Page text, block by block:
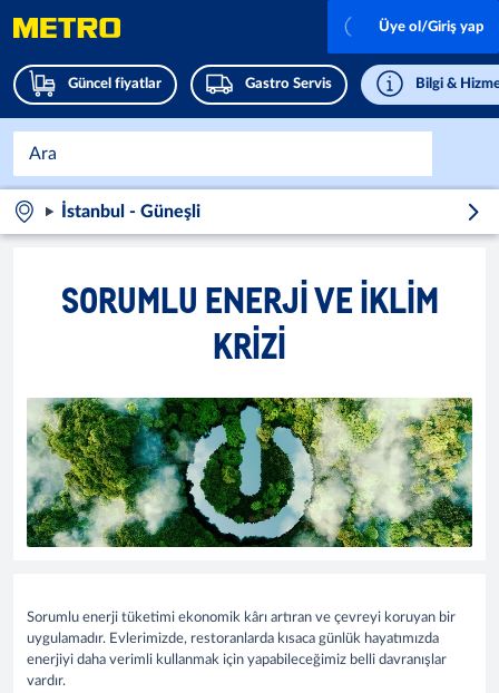
Güncel fiyatlar Gastro Servis Bilgi &
Üye ol/Giriş yap
İstanbul - Güneşli
SORUMLU ENERJI VE IKLIM
KRIZI
Sorumlu enerji tüketimi ekonomik kârı artıran ve çevreyi koruyan bir
uygulamadır. Evlerimizde, restoranlarda kısaca günlük hayatımızda
enerjiyi daha verimli kullanmak için yapabileceğimiz belli davranışlar
vardır.